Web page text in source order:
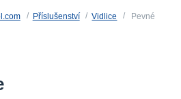
Příslušenství Vidlice
Pevné